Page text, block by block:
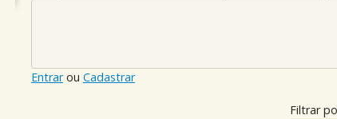
Entrarou Cadastrar
Filtrar